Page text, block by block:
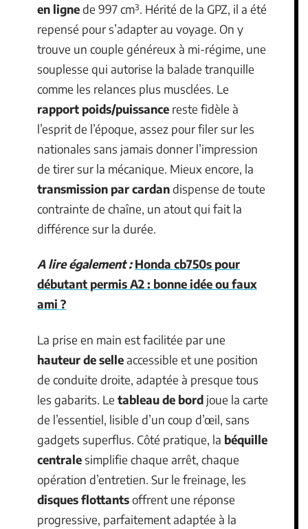
en lignede 997 cm³. Hérité de la GPZ, il a été
repensé pour s’adapter au voyage. On y
trouve un couple généreux à mi-régime, une
souplesse qui autorise la balade tranquille
comme les relances plus musclées. Le
rapport poids/puissance reste fidèle à
l’esprit de l’époque, assez pour filer sur les
nationales sans jamais donner l’impression
de tirer sur la mécanique. Mieux encore, la
transmission par cardandispense de toute
contrainte de chaîne, un atout qui fait la
différence sur la durée.
A lire également : Honda cb750s pour
débutant permis A2 : bonne idée ou faux
ami ?
La prise en main est facilitée par une
hauteur de selleaccessible et une position
de conduite droite, adaptée à presque tous
les gabarits. Le tableau de bord joue la carte
de l’essentiel, lisible d’un coup d’œil, sans
gadgets superflus. Côté pratique, la béquille
centralesimplifie chaque arrêt, chaque
opération d’entretien. Sur le freinage, les
disques flottantsoffrent une réponse
progressive, parfaitement adaptée à la